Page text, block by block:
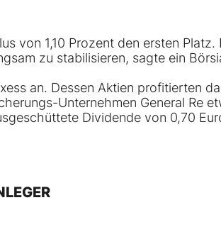
von 1,10 Prozent den ersten Platz.
zu stabilisieren, sagte ein
an. Dessen Aktien profitierten
Unternehmen General Re
Dividende von 0,70